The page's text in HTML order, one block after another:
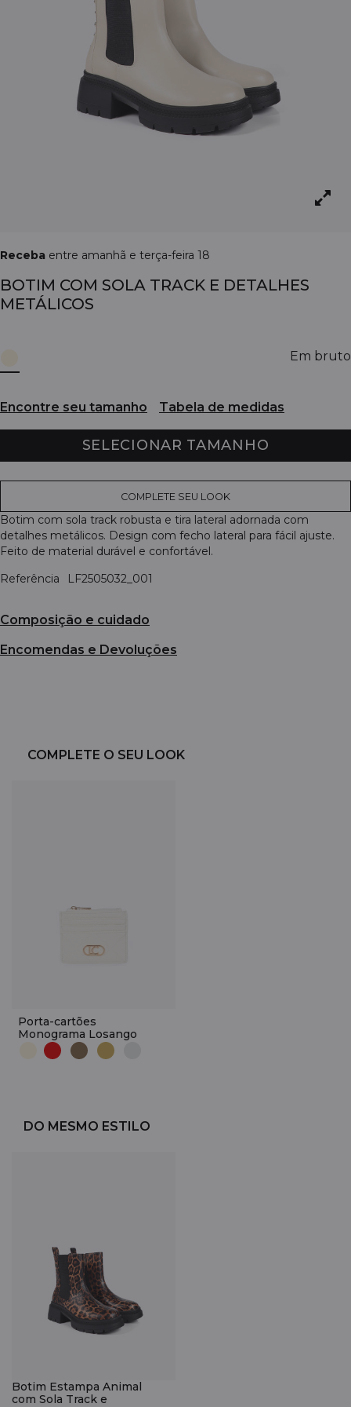
Receba entre amanhã e terça-feira 18
BOTIM COM SOLA TRACK E DETALHES
METÁLICOS
Em bruto
Encontre seu tamanho Tabela de medidas
SELECIONAR TAMANHO
COMPLETE SEU LOOK
Botim com sola track robusta e tira lateral adornada com
detalhes metálicos. Design com fecho lateral para fácil ajuste.
Feito de material durável e confortável.
Referência
LF2505032_001
Composição e cuidado
Encomendas e Devoluções
COMPLETE O SEU LOOK
Porta-cartões
Monograma Losango
DO MESMO ESTILO
Botim Estampa Animal
com Sola Track e